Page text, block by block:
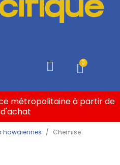
métropolitaine à partir de
hawaiennes
Chemise